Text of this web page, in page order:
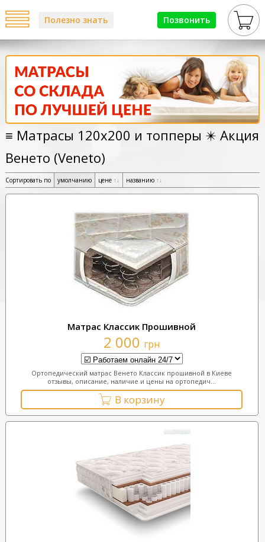
Позвонить
Полезно знать
≡ Матрасы 120х200 и топперы ✴️ Акция
Венето (Veneto)
Сортировать по умолчанию цене ↑↓ названию ↑↓
Матрас Классик Прошивной
2 000 грн
Ортопедический матрас Венето Классик прошивной в Киеве
отзывы, описание, наличие и цены на ортопедич...
В корзину